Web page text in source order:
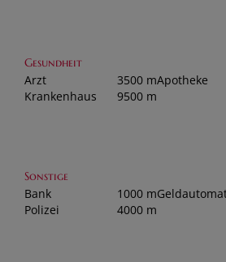
Gesundheit
Arzt 3500 mApotheke
Krankenhaus
9500 m
Sonstige
Bank 1000 m
Polizei
4000 m